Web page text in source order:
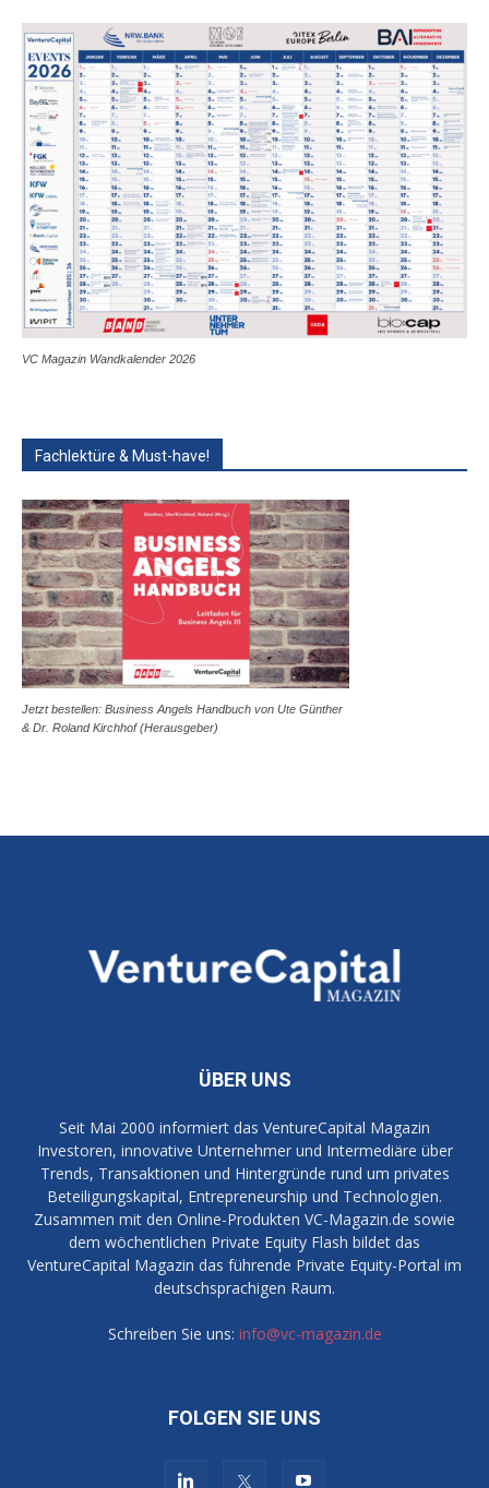
VC Magazin Wandkalender 2026
Fachlektüre & Must-have!
Jetzt bestellen: Business Angels Handbuch von Ute Günther
& Dr. Roland Kirchhof (Herausgeber)
ÜBER UNS
Seit Mai 2000 informiert das VentureCapital Magazin
Investoren, innovative Unternehmer und Intermediäre über
Trends, Transaktionen und Hintergründe rund um privates
Beteiligungskapital, Entrepreneurship und Technologien.
Zusammen mit den Online-Produkten VC-Magazin.de sowie
dem wöchentlichen Private Equity Flash bildet das
VentureCapital Magazin das führende Private Equity-Portal im
deutschsprachigen Raum.
Schreiben Sie uns: info@vc-magazin.de
FOLGEN SIE UNS